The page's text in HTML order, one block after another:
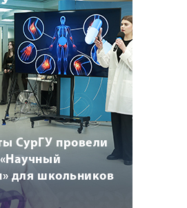
СурГУ провели
для школьников